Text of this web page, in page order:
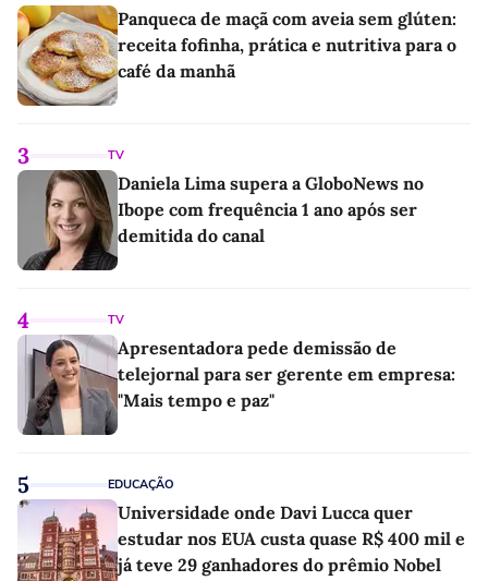
Panqueca de maçã com aveia sem glúten:
receita fofinha, prática e nutritiva para o
café da manhã
3 TV
Daniela Lima supera a GloboNews no
Ibope com frequência 1 ano após ser
demitida do canal
4 TV
Apresentadora pede demissão de
telejornal para ser gerente em empresa:
"Mais tempo e paz"
5 EDUCAÇÃO
Universidade onde Davi Lucca quer
estudar nos EUA custa quase R$ 400 mil e
já teve 29 ganhadores do prêmio Nobel